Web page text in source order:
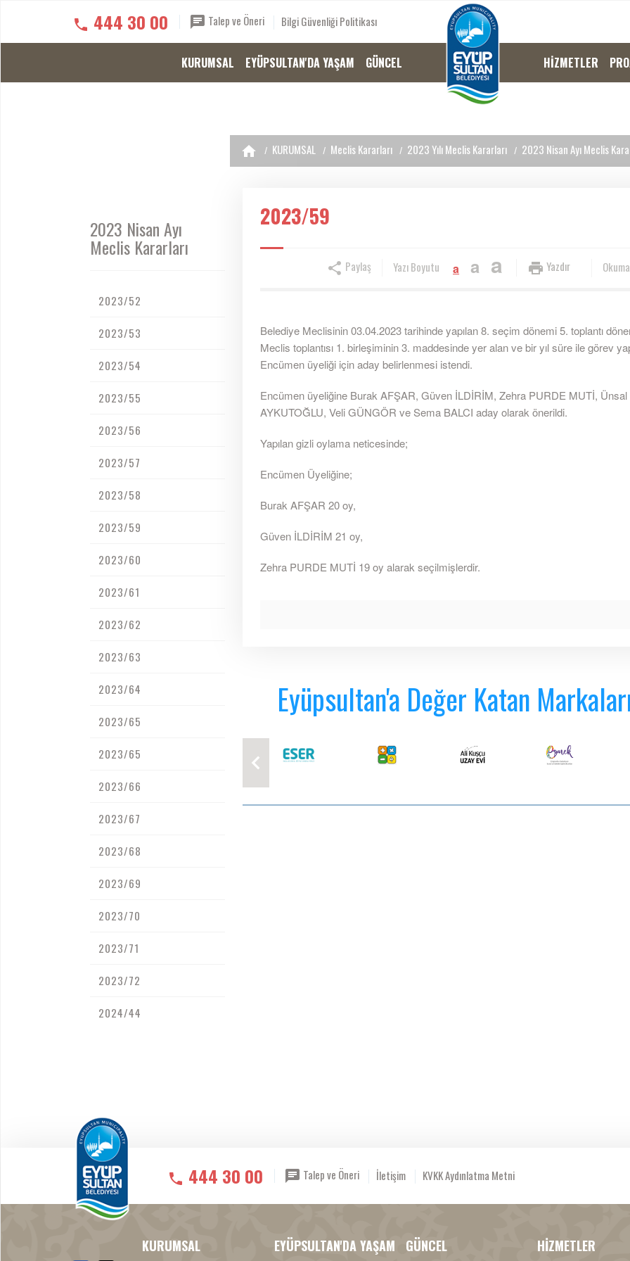
444 30 00 Talep ve Öneri Bilgi Güvenliği Politikası
KURUMSAL EYÜPSULTAN'DA YAŞAM GÜNCEL HİZMETLER
KURUMSAL Meclis Kararları 2023 Yılı Meclis Kararları 2023 Nisan Ayı Meclis
2023 Nisan Ayı
Meclis Kararları
2023/52
2023/53
2023/54
2023/55
2023/56
2023/57
2023/58
2023/59
2023/60
2023/61
2023/62
2023/63
2023/64
2023/65
2023/65
2023/66
2023/67
2023/68
2023/69
2023/70
2023/71
2023/72
2024/44
2023/59
Yazdır
Yazı Boyutu a a a
Paylaş
Belediye Meclisinin 03.04.2023 tarihinde yapılan 8. seçim dönemi 5. toplantı
Meclis toplantısı 1. birleşiminin 3. maddesinde yer alan ve bir yıl süre ile görev
Encümen üyeliği için aday belirlenmesi istendi.
Encümen üyeliğine Burak AFŞAR, Güven İLDİRİM, Zehra PURDE MUTİ, Ünsal
AYKUTOĞLU, Veli GÜNGÖR ve Sema BALCI aday olarak önerildi.
Yapılan gizli oylama neticesinde;
Encümen Üyeliğine;
Burak AFŞAR 20 oy,
Güven İLDİRİM 21 oy,
Zehra PURDE MUTİ 19 oy alarak seçilmişlerdir.
Eyüpsultan'a Değer Katan
444 30 00 Talep ve Öneri İletişim KVKK Aydınlatma Metni
KURUMSAL EYÜPSULTAN'DA YAŞAM GÜNCEL HİZMETLER